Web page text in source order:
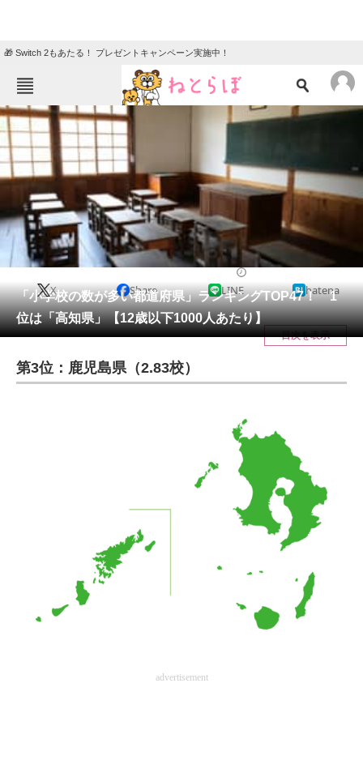
🎁 Switch 2もあたる！ プレゼントキャンペーン実施中！
ねとらぼメニュー
TOP
エンタメ
グルメ
住まい 教育・育児
動物 リサーチ
会員記事
メディア
注目記事を集めた総合ページ
ビジネスと働き方のヒント
AI活用のいまが分かる
企業ITのトレンドを詳説
マーケ×ITの今がよく分かる
「小学校の数が多い都道府県」ランキングTOP47！ 1
位は「高知県」【12歳以下1000人あたり】
X Share LINE hatena
目次を表示
第3位：鹿児島県（2.83校）
advertisement